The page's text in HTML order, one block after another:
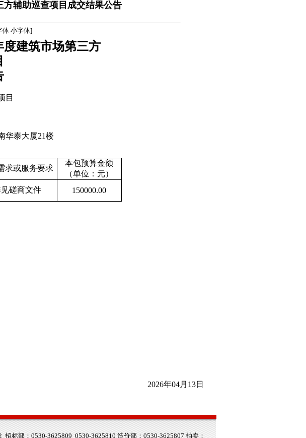
方辅助巡查项目成交结果公告
体 小字体]
度建筑市场第三方
目
华泰大厦21楼
求或服务要求
本包预算金额
（单位：元）
磋商文件
150000.00
2026年04月13日
标部：0530-3625809 0530-3625810 造价部：0530-3625807 拍卖：